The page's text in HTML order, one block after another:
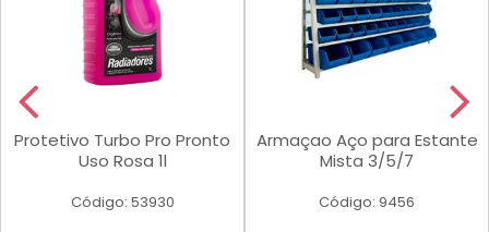
Protetivo Turbo Pro Pronto
Uso Rosa 1l
Código: 53930
Armaçao Aço para Estante
Mista 3/5/7
Código: 9456